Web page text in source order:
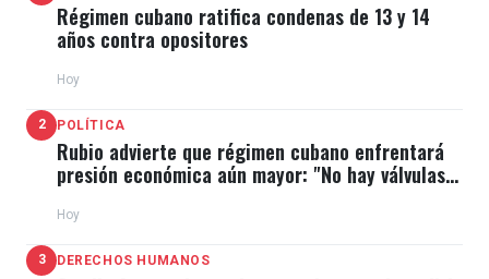
Régimen cubano ratifica condenas de 13 y 14
años contra opositores
Hoy
2 POLÍTICA
Rubio advierte que régimen cubano enfrentará
presión económica aún mayor: "No hay válvulas
Hoy
3 DERECHOS HUMANOS